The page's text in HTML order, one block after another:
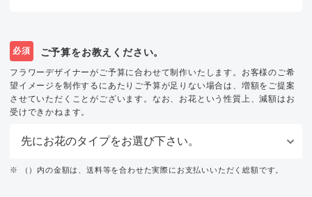
必須 ご予算をお教えください。
フラワーデザイナーがご予算に合わせて制作いたします。お客様のご希
望イメージを制作するにあたりご予算が足りない場合は、増額をご提案
させていただくことがございます。なお、お花という性質上、減額はお
受けできかねます。
※ （）内の金額は、送料等を合わせた実際にお支払いいただく総額です。